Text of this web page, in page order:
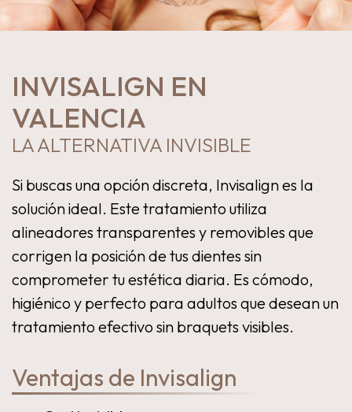
INVISALIGN EN
VALENCIA
LA ALTERNATIVA INVISIBLE
Si buscas una opción discreta, Invisalign es la
solución ideal. Este tratamiento utiliza
alineadores transparentes y removibles que
corrigen la posición de tus dientes sin
comprometer tu estética diaria. Es cómodo,
higiénico y perfecto para adultos que desean un
tratamiento efectivo sin braquets visibles.
Ventajas de Invisalign